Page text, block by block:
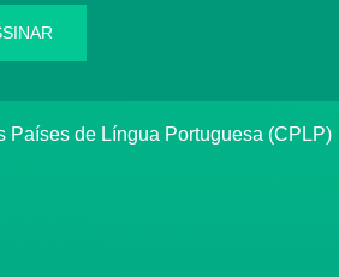
Países de Língua Portuguesa (CPLP)